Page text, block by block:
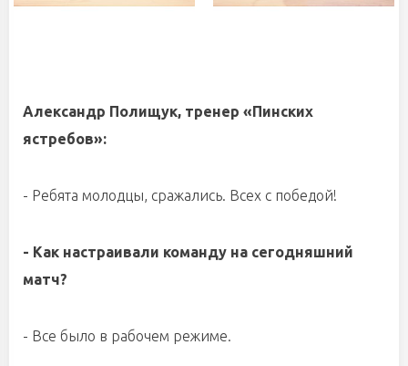
Александр Полищук, тренер «Пинских
ястребов»:
- Ребята молодцы, сражались. Всех с победой!
- Как настраивали команду на сегодняшний
матч?
- Все было в рабочем режиме.